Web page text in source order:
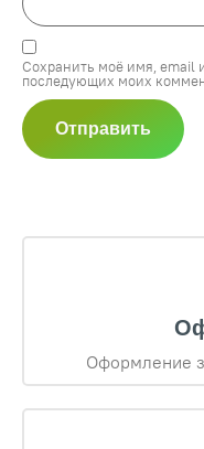
Сохранить моё имя, email
последующих моих
Оформление